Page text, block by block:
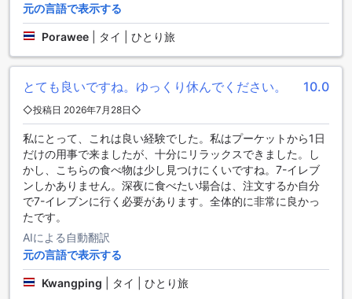
く、お部屋での食事やレストランでの食事を通じて、楽しい
食体験をお約束します。
シンシリ リゾート【SHA Plus+認定】のお部屋の選択肢
シンシリ リゾート【SHA Plus+認定】では様々なお部屋の選
グベッドが1台、スタンダードルームは23平方メートルでクイ
ーンベッドが1台、スタンダードルーム - プロモーションは19
平方メートルでクイーンベッドが1台、スーペリアルームは21
平方メートルでクイーンベッドが1台です。Agodaでこれらの
お部屋を予約することで、最高の価格と簡単で手間のかから
ない体験を提供します。
ミンブリの自然と静けさを満喫するバンコクの隠れた宝石
バンコクのミンブリ地区は、都会の喧騒から離れて自然と静
けさを満喫できる隠れた宝石です。シンシリ リゾートは、こ
の美しい地域に位置し、穏やかな雰囲気と豊かな緑に囲まれ
元の言語で表示する
Porawee タイ | ひとり旅
とても良いですね。ゆっくり休んでください。 10.0
◇投稿日 2026年7月28日◇
私にとって、これは良い経験でした。私はプーケットから1日
だけの用事で来ましたが、十分にリラックスできました。し
かし、こちらの食べ物は少し見つけにくいですね。7-イレブ
ンしかありません。深夜に食べたい場合は、注文するか自分
で7-イレブンに行く必要があります。全体的に非常に良かっ
たです。
AIによる自動翻訳
元の言語で表示する
Kwangping タイ | ひとり旅